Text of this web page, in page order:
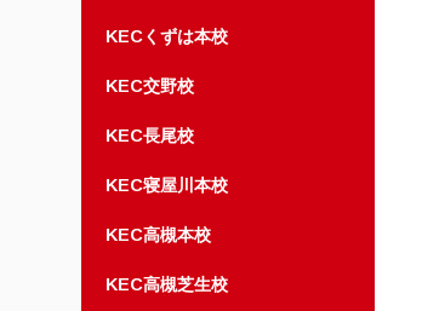
KECくずは本校
KEC交野校
KEC長尾校
KEC寝屋川本校
KEC高槻本校
KEC高槻芝生校